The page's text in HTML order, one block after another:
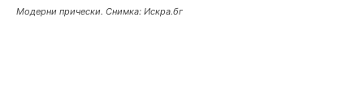
Модерни прически. Снимка: Искра.бг